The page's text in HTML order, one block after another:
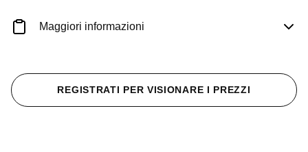
Maggiori informazioni
REGISTRATI PER VISIONARE I PREZZI